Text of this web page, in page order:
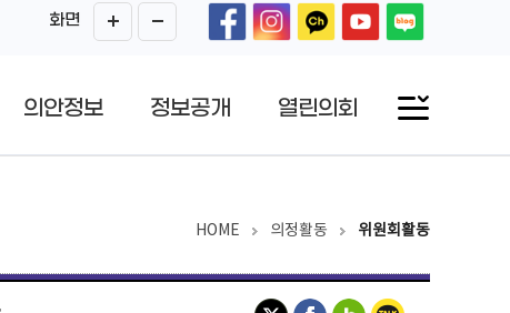
화면
의안정보 정보공개 열린의회
HOME 의정활동 위원회활동